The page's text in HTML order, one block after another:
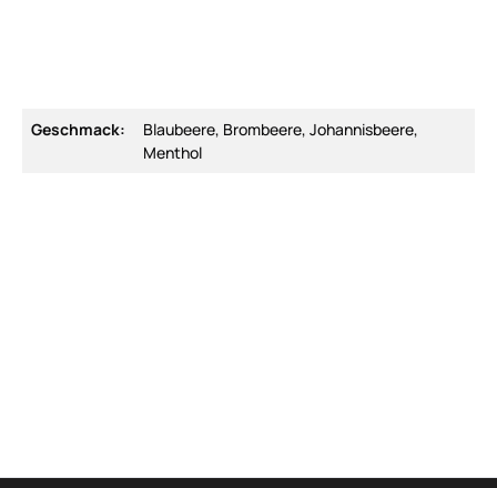
Geschmack:
Blaubeere, Brombeere, Johannisbeere,
Menthol